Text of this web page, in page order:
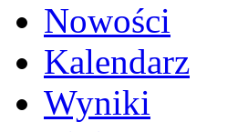
Nowości
Kalendarz
Wyniki